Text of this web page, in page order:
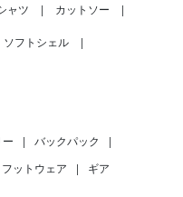
ャツ カットソー
ソフトシェル
| バックパック
|
フットウェア | ギア